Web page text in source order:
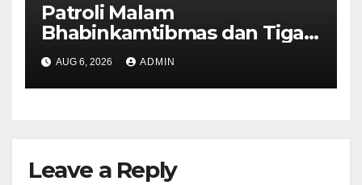
Patroli Malam
Bhabinkamtibmas dan Tiga
Pilar Kelurahan Ungaran
Perkuat Kamtibmas, Warga
Diajak Aktifkan Ronda
AUG 6, 2026 ADMIN
Leave a Reply